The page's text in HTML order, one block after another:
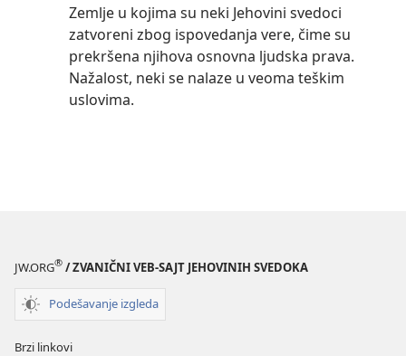
Zemlje u kojima su neki Jehovini svedoci
zatvoreni zbog ispovedanja vere, čime su
prekršena njihova osnovna ljudska prava.
Nažalost, neki se nalaze u veoma teškim
uslovima.
JW.ORG® / ZVANIČNI VEB-SAJT JEHOVINIH SVEDOKA
Podešavanje izgleda
Brzi linkovi